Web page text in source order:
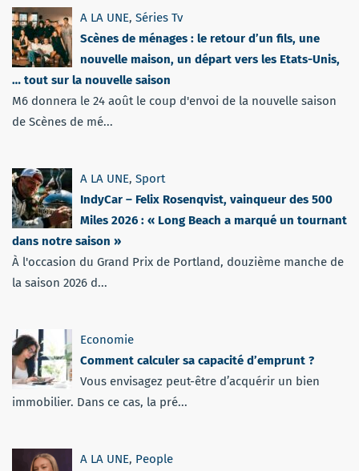
A LA UNE, Séries Tv
Scènes de ménages : le retour d’un fils, une
nouvelle maison, un départ vers les Etats-Unis,
… tout sur la nouvelle saison
M6 donnera le 24 août le coup d'envoi de la nouvelle saison
de Scènes de mé...
A LA UNE, Sport
IndyCar – Felix Rosenqvist, vainqueur des 500
Miles 2026 : « Long Beach a marqué un tournant
dans notre saison »
À l'occasion du Grand Prix de Portland, douzième manche de
la saison 2026 d...
Economie
Comment calculer sa capacité d’emprunt ?
Vous envisagez peut-être d’acquérir un bien
immobilier. Dans ce cas, la pré...
A LA UNE, People